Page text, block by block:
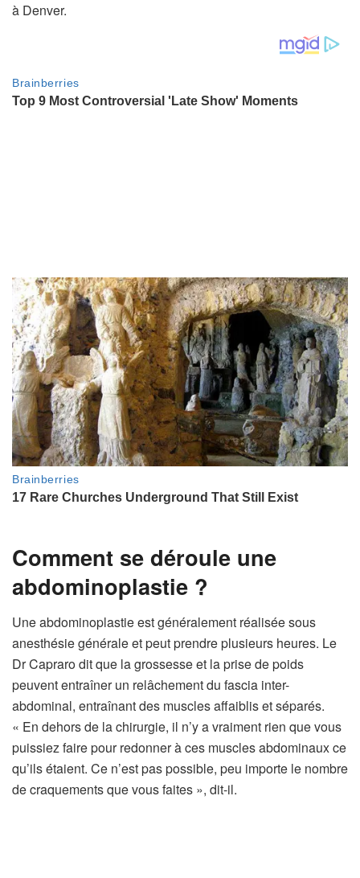
à Denver.
Comment se déroule une
abdominoplastie ?
Une abdominoplastie est généralement réalisée sous
anesthésie générale et peut prendre plusieurs heures. Le
Dr Capraro dit que la grossesse et la prise de poids
peuvent entraîner un relâchement du fascia inter-
abdominal, entraînant des muscles affaiblis et séparés.
« En dehors de la chirurgie, il n’y a vraiment rien que vous
puissiez faire pour redonner à ces muscles abdominaux ce
qu’ils étaient. Ce n’est pas possible, peu importe le nombre
de craquements que vous faites », dit-il.